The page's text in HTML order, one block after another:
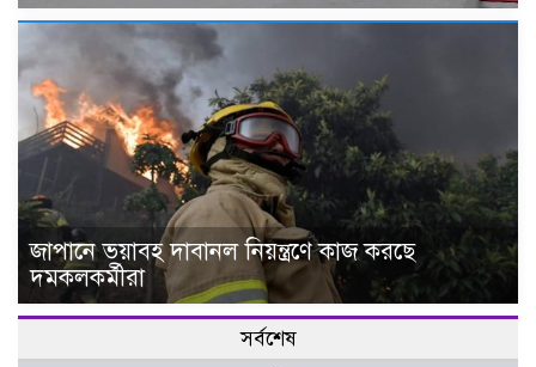
জাপানে ভয়াবহ দাবানল নিয়ন্ত্রণে কাজ করছে
দমকলকর্মীরা
সর্বশেষ